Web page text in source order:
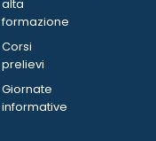
alta
formazione
Corsi
prelievi
Giornate
informative